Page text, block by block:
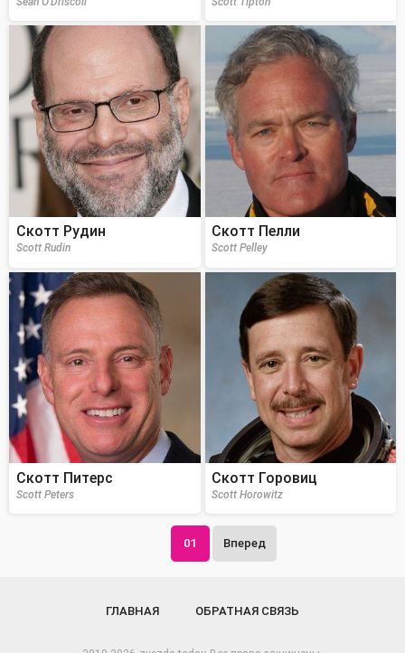
Скотт Рудин
Scott Rudin
Скотт Пелли
Scott Pelley
Скотт Питерс
Scott Peters
Скотт Горовиц
Scott Horowitz
01 Вперед
ГЛАВНАЯ ОБРАТНАЯ СВЯЗЬ